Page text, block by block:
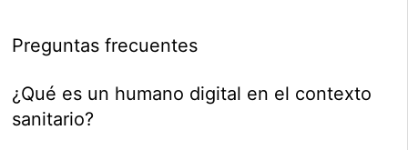
Preguntas frecuentes
¿Qué es un humano digital en el contexto
sanitario?